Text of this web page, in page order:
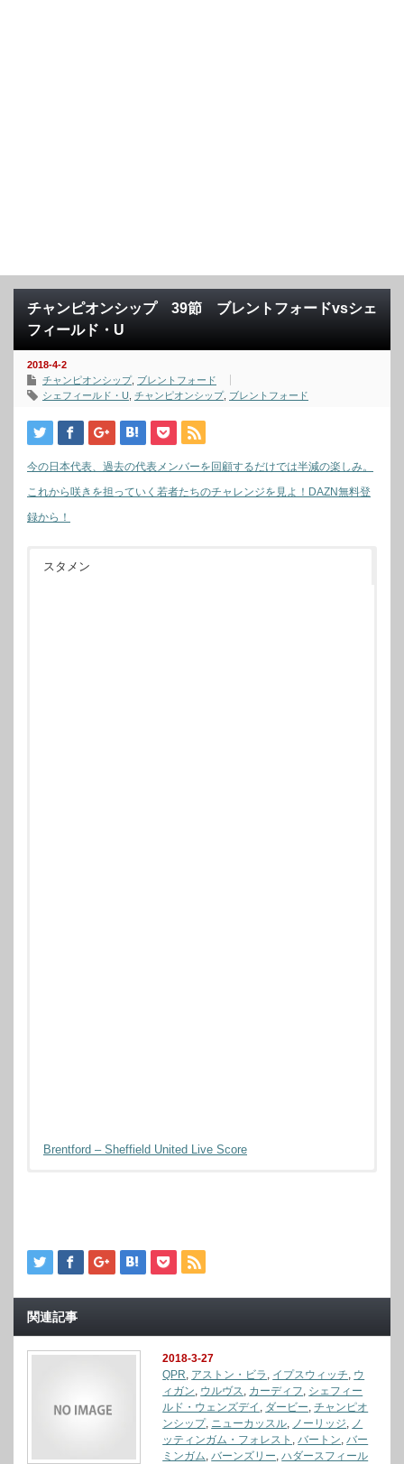
チャンピオンシップ 39節 ブレントフォードvsシェ
フィールド・U
2018-4-2
チャンピオンシップ, ブレントフォード
シェフィールド・U チャンピオンシップ, ブレントフォード
今の日本代表、過去の代表メンバーを回顧するだけでは半減の楽しみ。
これから咲きを担っていく若者たちのチャレンジを見よ！DAZN無料登
録から！
スタメン
Brentford – Sheffield United Live Score
関連記事
2018-3-27
QPR アストン・ビラ イプスウィッチ ウ
ィガン ウルヴス カーディフ シェフィー
ルド・ウェンズデイ
ダービー ,チャンピオ
ンシップ, ニューカッスル ノーリッジ
ノ
ッティンガム・フォレスト
バートン バー
ミンガム バーンズリー ,ハダースフィール